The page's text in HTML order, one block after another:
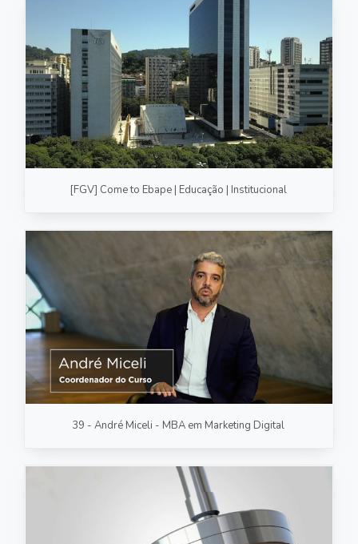
[FGV] Come to Ebape | Educação | Institucional
39 - André Miceli - MBA em Marketing Digital